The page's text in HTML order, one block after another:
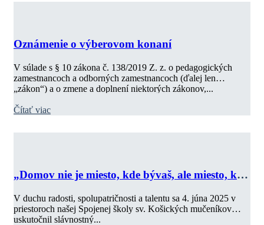
Oznámenie o výberovom konaní
V súlade s § 10 zákona č. 138/2019 Z. z. o pedagogických
zamestnancoch a odborných zamestnancoch (ďalej len
„zákon“) a o zmene a doplnení niektorých zákonov,...
Čítať viac
„Domov nie je miesto, kde bývaš, ale miesto, kde
V duchu radosti, spolupatričnosti a talentu sa 4. júna 2025 v
priestoroch našej Spojenej školy sv. Košických mučeníkov
uskutočnil slávnostný...